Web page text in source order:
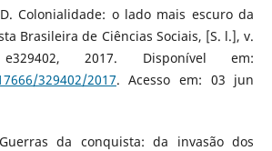
Colonialidade: o lado mais escuro da
Brasileira de Ciências Sociais, [S. l.], v.
2017. Disponível em:
329402/2017. Acesso em: 03 jun
da conquista: da invasão dos